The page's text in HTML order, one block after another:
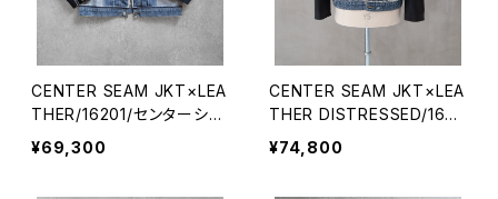
CENTER SEAM JKT×LEA
THER/16201/センターシー
ムジャケット×レザー
¥69,300
CENTER SEAM JKT×LEA
THER DISTRESSED/1620
1D/センターシームジャケッ
ト×レザー×ダメージ加工
¥74,800